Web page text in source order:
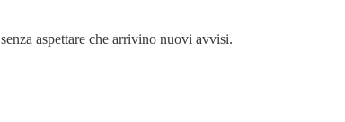
aspettare che arrivino nuovi avvisi.